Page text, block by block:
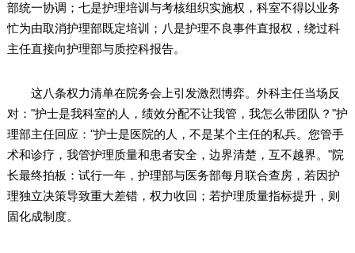
部统一协调；七是护理培训与考核组织实施权，科室不得以业务
忙为由取消护理部既定培训；八是护理不良事件直报权，绕过科
主任直接向护理部与质控科报告。
这八条权力清单在院务会上引发激烈博弈。外科主任当场反
对："护士是我科室的人，绩效分配不让我管，我怎么带团队？"护
理部主任回应："护士是医院的人，不是某个主任的私兵。您管手
术和诊疗，我管护理质量和患者安全，边界清楚，互不越界。"院
长最终拍板：试行一年，护理部与医务部每月联合查房，若因护
理独立决策导致重大差错，权力收回；若护理质量指标提升，则
固化成制度。